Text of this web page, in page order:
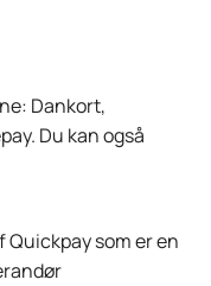
Dankort,
Du kan også
som er en